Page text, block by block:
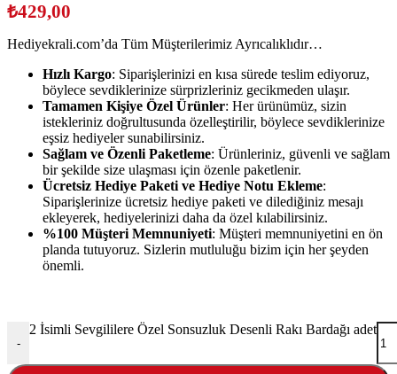
₺429,00
Hediyekrali.com’da Tüm Müşterilerimiz Ayrıcalıklıdır…
Hızlı Kargo: Siparişlerinizi en kısa sürede teslim ediyoruz,
böylece sevdiklerinize sürprizleriniz gecikmeden ulaşır.
Tamamen Kişiye Özel Ürünler: Her ürünümüz, sizin
istekleriniz doğrultusunda özelleştirilir, böylece sevdiklerinize
eşsiz hediyeler sunabilirsiniz.
Sağlam ve Özenli Paketleme: Ürünleriniz, güvenli ve sağlam
bir şekilde size ulaşması için özenle paketlenir.
Ücretsiz Hediye Paketi ve Hediye Notu Ekleme:
Siparişlerinize ücretsiz hediye paketi ve dilediğiniz mesajı
ekleyerek, hediyelerinizi daha da özel kılabilirsiniz.
%100 Müşteri Memnuniyeti: Müşteri memnuniyetini en ön
planda tutuyoruz. Sizlerin mutluluğu bizim için her şeyden
önemli.
-
2 İsimli Sevgililere Özel Sonsuzluk Desenli Rakı Bardağı adet